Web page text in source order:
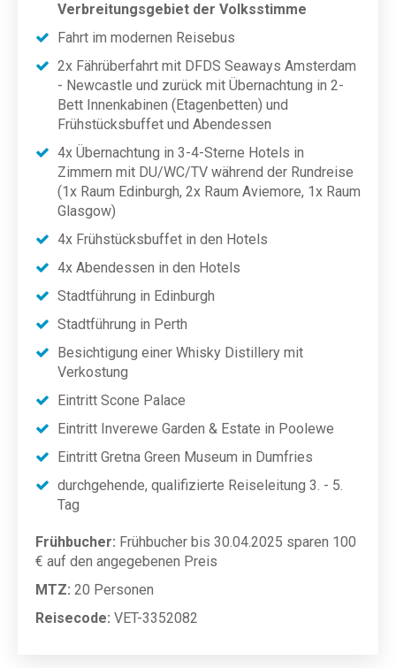
Verbreitungsgebiet der Volksstimme
Fahrt im modernen Reisebus
2x Fährüberfahrt mit DFDS Seaways Amsterdam
- Newcastle und zurück mit Übernachtung in 2-
Bett Innenkabinen (Etagenbetten) und
Frühstücksbuffet und Abendessen
4x Übernachtung in 3-4-Sterne Hotels in
Zimmern mit DU/WC/TV während der Rundreise
(1x Raum Edinburgh, 2x Raum Aviemore, 1x Raum
Glasgow)
4x Frühstücksbuffet in den Hotels
4x Abendessen in den Hotels
Stadtführung in Edinburgh
Stadtführung in Perth
Besichtigung einer Whisky Distillery mit
Verkostung
Eintritt Scone Palace
Eintritt Inverewe Garden & Estate in Poolewe
Eintritt Gretna Green Museum in Dumfries
durchgehende, qualifizierte Reiseleitung 3. - 5.
Tag
Frühbucher: Frühbucher bis 30.04.2025 sparen 100
€ auf den angegebenen Preis
MTZ: 20 Personen
Reisecode: VET-3352082